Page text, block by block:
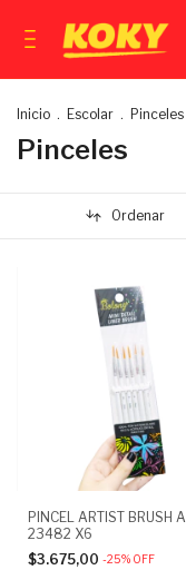
Inicio . Escolar . Pinceles
Pinceles
Ordenar
PINCEL ARTIST BRUSH
23482 X6
$3.675,00 -25% OFF